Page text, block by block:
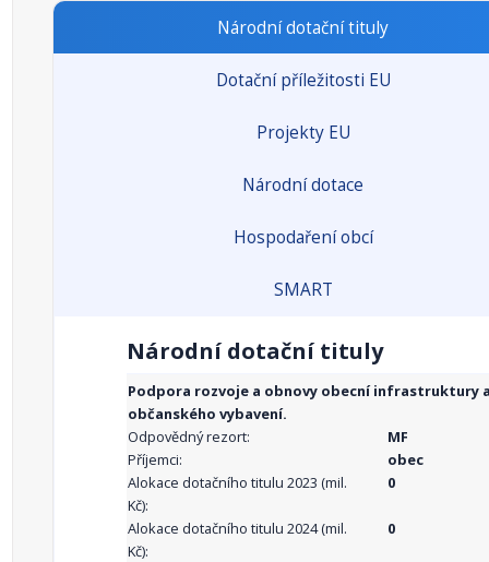
Národní dotační tituly
Dotační příležitosti EU
Projekty EU
Národní dotace
Hospodaření obcí
SMART
Národní dotační tituly
Podpora rozvoje a obnovy obecní infrastruktury
občanského vybavení.
Odpovědný rezort:
MF
Příjemci:
obec
Alokace dotačního titulu 2023 (mil.
Kč):
0
Alokace dotačního titulu 2024 (mil.
Kč):
0